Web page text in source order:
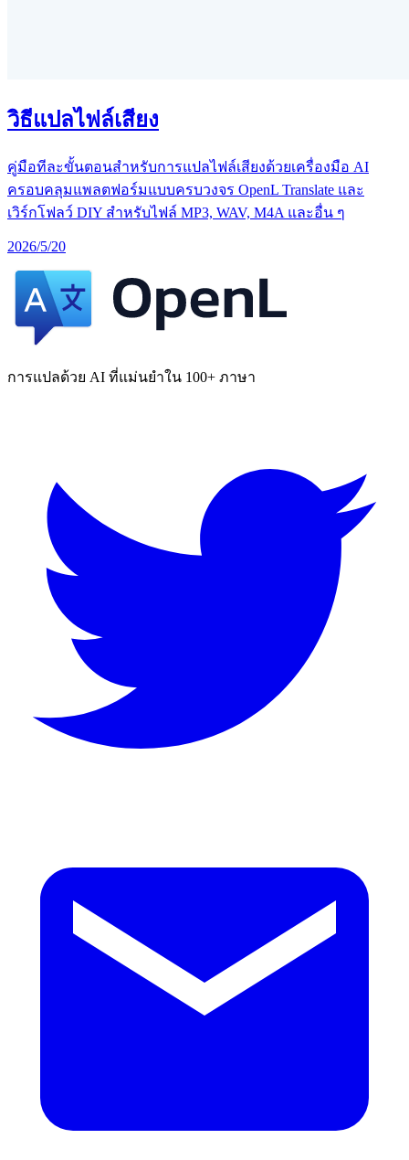
วิธีแปลไฟล์เสียง
คู่มือทีละขั้นตอนสำหรับการแปลไฟล์เสียงด้วยเครื่องมือ AI
ครอบคลุมแพลตฟอร์มแบบครบวงจร OpenL Translate และ
เวิร์กโฟลว์ DIY สำหรับไฟล์ MP3, WAV, M4A และอื่น ๆ
2026/5/20
การแปลด้วย AI ที่แม่นยำใน 100+ ภาษา